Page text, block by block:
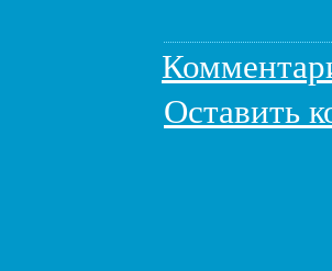
Оставить